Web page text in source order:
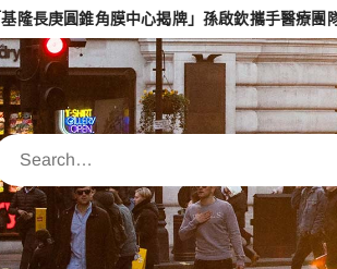
圓錐角膜中心揭牌」孫啟欽攜手醫療團隊啟動
Search